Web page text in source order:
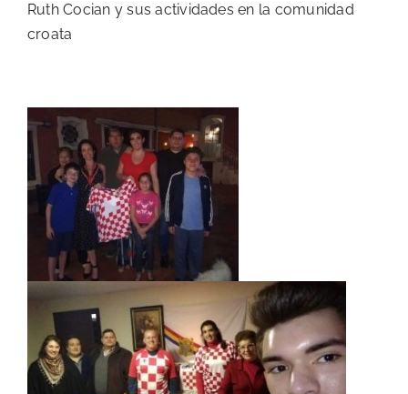
Ruth Cocian y sus actividades en la comunidad
croata